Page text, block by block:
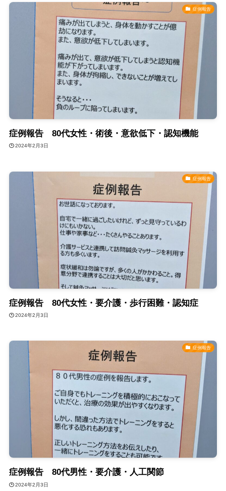
症例報告
症例報告 80代女性・術後・意欲低下・認知機能
2024年2月3日
症例報告
症例報告 80代女性・要介護・歩行困難・認知症
2024年2月3日
症例報告
症例報告 80代男性・要介護・人工関節
2024年2月3日